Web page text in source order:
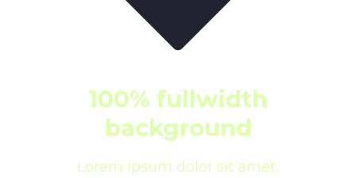
100% fullwidth
background
Lorem ipsum dolor sit amet,